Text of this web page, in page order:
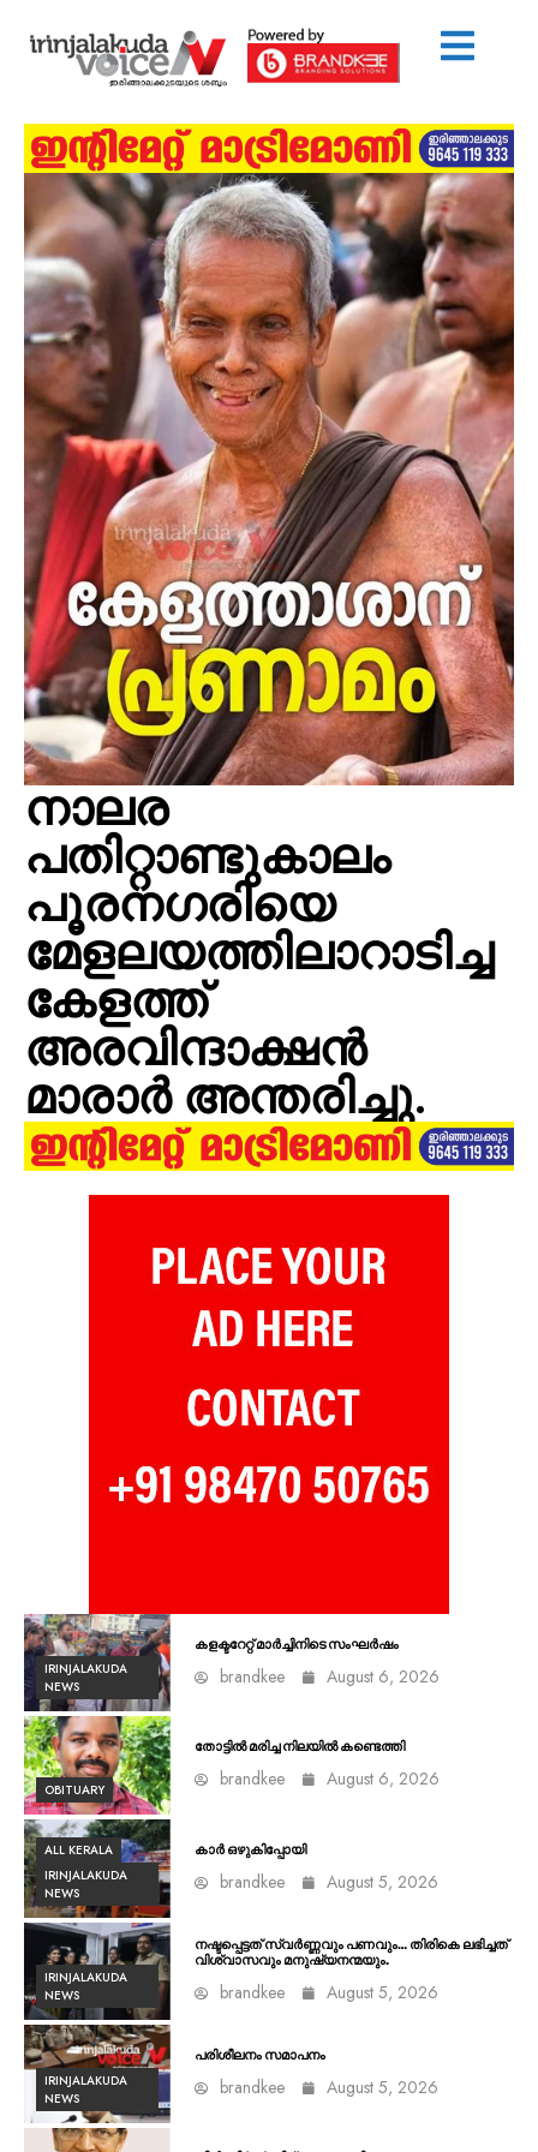
നാലര
പതിറ്റാണ്ടുകാലം
പൂരനഗരിയെ
മേളലയത്തിലാറാടിച്ച
കേളത്ത്
അരവിന്ദാക്ഷൻ
മാരാർ അന്തരിച്ചു.
IRINJALAKUDA
NEWS
കളക്ടറേറ്റ് മാർച്ചിനിടെ സംഘർഷം
brandkee August 6, 2026
OBITUARY
തോട്ടിൽ മരിച്ച നിലയിൽ കണ്ടെത്തി
brandkee August 6, 2026
ALL KERALA
IRINJALAKUDA
NEWS
കാർ ഒഴുകിപ്പോയി
brandkee August 5, 2026
IRINJALAKUDA
NEWS
നഷ്ടപ്പെട്ടത് സ്വർണ്ണവും പണവും… തിരികെ ലഭിച്ചത്
വിശ്വാസവും മനുഷ്യനന്മയും.
brandkee August 5, 2026
IRINJALAKUDA
NEWS
പരിശീലനം സമാപനം
brandkee August 5, 2026